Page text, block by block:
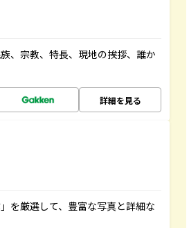
、宗教、特長、現地の挨拶、誰か
詳細を見る
を厳選して、豊富な写真と詳細な